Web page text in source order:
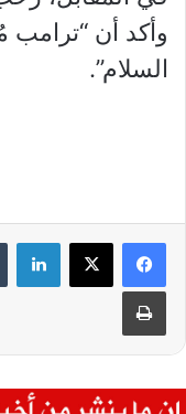
وأكد أن
السلام”.
طباعة